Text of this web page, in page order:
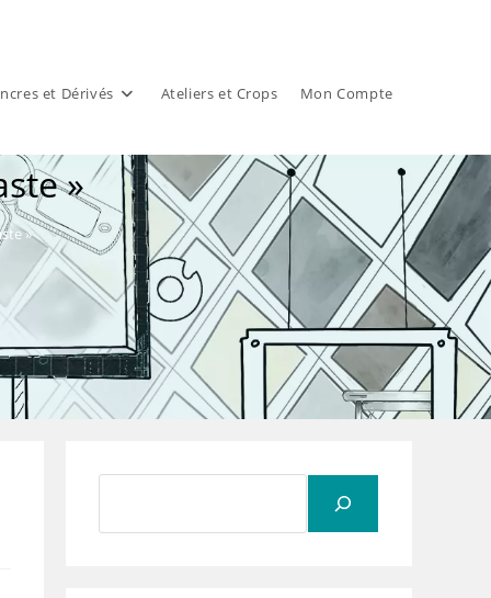
et Dérivés Ateliers et Crops Mon Compte
»
»